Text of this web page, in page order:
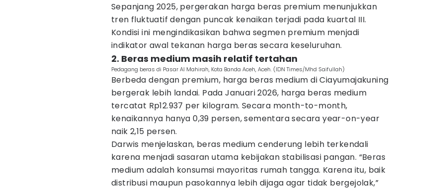
Sepanjang 2025, pergerakan harga beras premium menunjukkan
tren fluktuatif dengan puncak kenaikan terjadi pada kuartal III.
Kondisi ini mengindikasikan bahwa segmen premium menjadi
indikator awal tekanan harga beras secara keseluruhan.
2. Beras medium masih relatif tertahan
Pedagang beras di Pasar Al Mahirah, Kota Banda Aceh, Aceh. (IDN Times/Mhd Saifullah)
Berbeda dengan premium, harga beras medium di Ciayumajakuning
bergerak lebih landai. Pada Januari 2026, harga beras medium
tercatat Rp12.937 per kilogram. Secara month-to-month,
kenaikannya hanya 0,39 persen, sementara secara year-on-year
naik 2,15 persen.
Darwis menjelaskan, beras medium cenderung lebih terkendali
karena menjadi sasaran utama kebijakan stabilisasi pangan. “Beras
medium adalah konsumsi mayoritas rumah tangga. Karena itu, baik
distribusi maupun pasokannya lebih dijaga agar tidak bergejolak,”